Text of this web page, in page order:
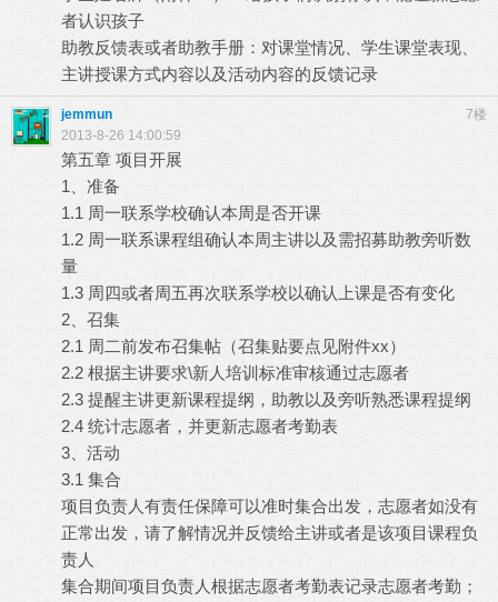
者认识孩子
助教反馈表或者助教手册：对课堂情况、学生课堂表现、
主讲授课方式内容以及活动内容的反馈记录
7楼
jemmun
2013-8-26 14:00:59
第五章 项目开展
1、准备
1.1 周一联系学校确认本周是否开课
1.2 周一联系课程组确认本周主讲以及需招募助教旁听数
量
1.3 周四或者周五再次联系学校以确认上课是否有变化
2、召集
2.1 周二前发布召集帖（召集贴要点见附件xx）
2.2 根据主讲要求\新人培训标准审核通过志愿者
2.3 提醒主讲更新课程提纲，助教以及旁听熟悉课程提纲
2.4 统计志愿者，并更新志愿者考勤表
3、活动
3.1 集合
项目负责人有责任保障可以准时集合出发，志愿者如没有
正常出发，请了解情况并反馈给主讲或者是该项目课程负
责人
集合期间项目负责人根据志愿者考勤表记录志愿者考勤；